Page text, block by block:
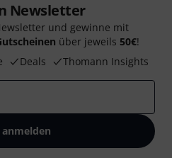
Newsletter
und gewinne mit
über jeweils 50€!
Deals Thomann Insights
anmelden